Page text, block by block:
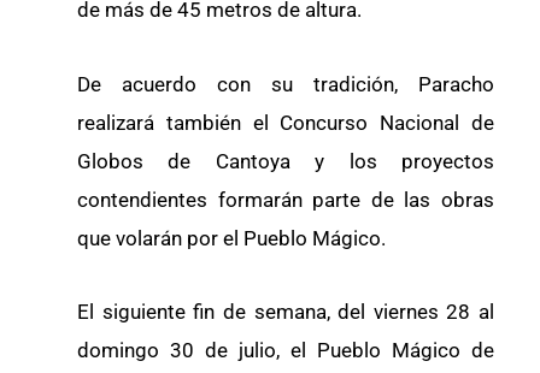
de más de 45 metros de altura.
De acuerdo con su tradición, Paracho
realizará también el Concurso Nacional de
Globos de Cantoya y los proyectos
contendientes formarán parte de las obras
que volarán por el Pueblo Mágico.
El siguiente fin de semana, del viernes 28 al
domingo 30 de julio, el Pueblo Mágico de